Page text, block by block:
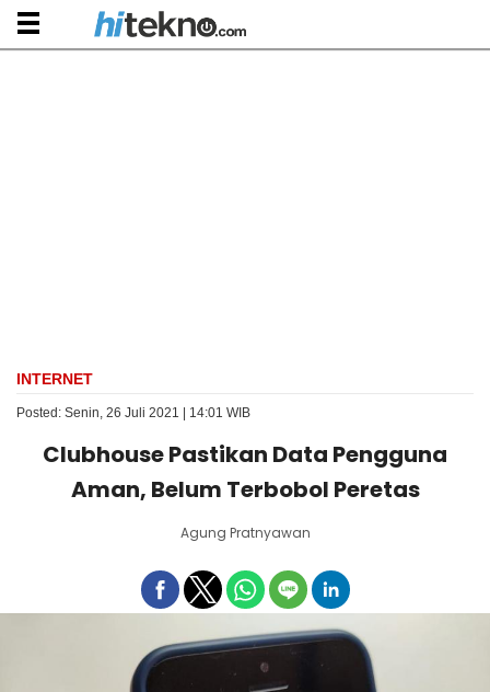
INTERNET
Posted: Senin, 26 Juli 2021 | 14:01 WIB
Clubhouse Pastikan Data Pengguna
Aman, Belum Terbobol Peretas
Agung Pratnyawan